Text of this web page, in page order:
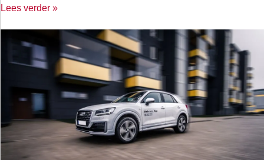
Lees verder »